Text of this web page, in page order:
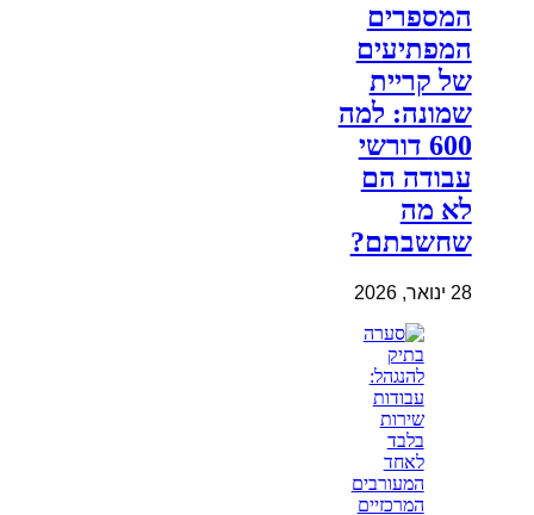
המספרים
המפתיעים
של קריית
שמונה: למה
600 דורשי
עבודה הם
לא מה
שחשבתם?
28 ינואר, 2026